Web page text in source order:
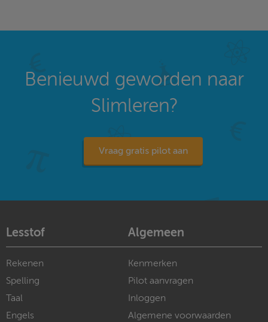
Benieuwd geworden naar
Slimleren?
Vraag gratis pilot aan
Lesstof Algemeen
Rekenen
Spelling
Taal
Engels
Kenmerken
Pilot aanvragen
Inloggen
Algemene voorwaarden